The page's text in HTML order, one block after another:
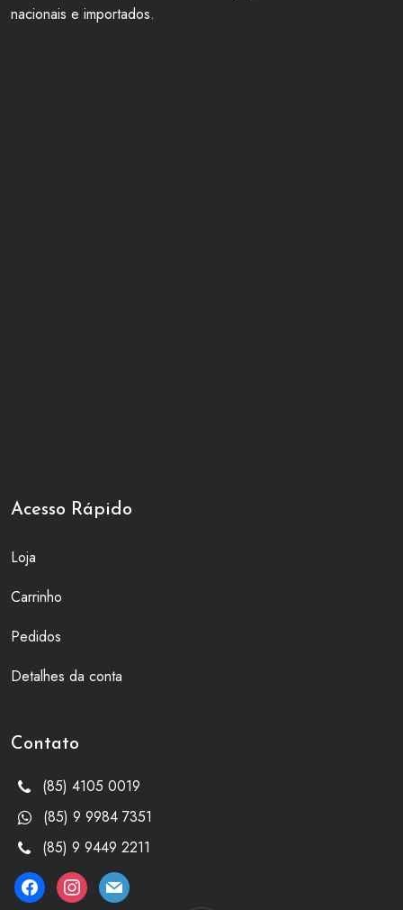
nacionais e importados.
Acesso Rápido
Loja
Carrinho
Pedidos
Detalhes da conta
Contato
(85) 4105 0019
(85) 9 9984 7351
(85) 9 9449 2211
facebookinstagram
mail